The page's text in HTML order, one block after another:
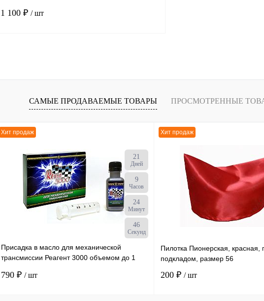
1 100 ₽ / шт
К сравнению
САМЫЕ ПРОДАВАЕМЫЕ ТОВАРЫ ПРОСМОТРЕННЫЕ
Хит продаж
21
Дней
9
Часов
24
Минут
45
Секунд
Присадка в масло для механической
трансмиссии Реагент 3000 объемом до 1
790 ₽ / шт
Хит продаж
Пилотка Пионерская, красная,
подкладом, размер 56
200 ₽ / шт